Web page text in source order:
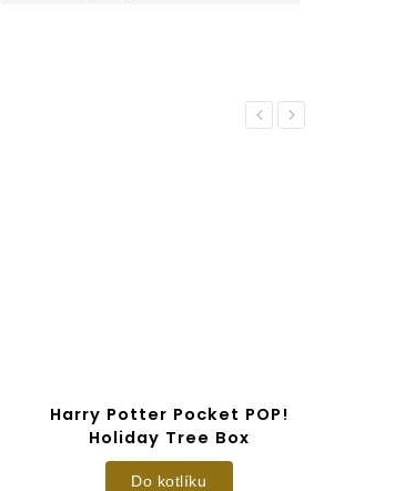
Previous
Harry Potter Pocket POP!
Holiday Tree Box
Do kotlíku
Next